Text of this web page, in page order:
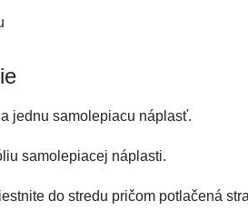
jednu samolepiacu náplasť.
samolepiacej náplasti.
do stredu pričom potlačená